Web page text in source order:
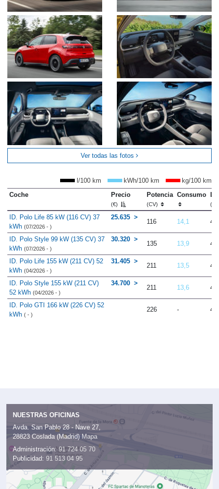
Ver todas las fotos
l/100 km kWh/100 km
kg/100 km
Coche
Precio
(€)
Potencia
(CV)
Consumo
ID. Polo Life 85 kW (116 CV) 37
kWh (07/2026 - )
25.635
116 14,1
ID. Polo Style 99 kW (135 CV) 37
kWh (07/2026 - )
30.320
135 13,9
ID. Polo Life 155 kW (211 CV) 52
kWh (04/2026 - )
31.405
211 13,5
ID. Polo Style 155 kW (211 CV)
52 kWh (04/2026 - )
34.700
211 13,6
ID. Polo GTI 166 kW (226 CV) 52
kWh ( - )
226 -
NUESTRAS OFICINAS
Avda. San Pablo 28 - Nave 27,
28823 Coslada (Madrid) Mapa
Administración: 91 724 05 70
Publicidad: 91 513 04 95